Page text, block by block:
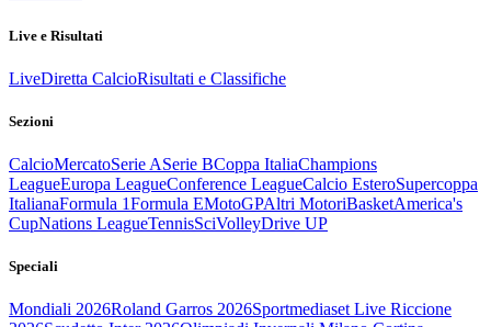
Live e Risultati
LiveDiretta CalcioRisultati e Classifiche
Sezioni
CalcioMercatoSerie ASerie BCoppa ItaliaChampions
LeagueEuropa LeagueConference LeagueCalcio EsteroSupercoppa
ItalianaFormula 1Formula EMotoGPAltri MotoriBasketAmerica's
CupNations LeagueTennisSciVolleyDrive UP
Speciali
Mondiali 2026Roland Garros 2026Sportmediaset Live Riccione